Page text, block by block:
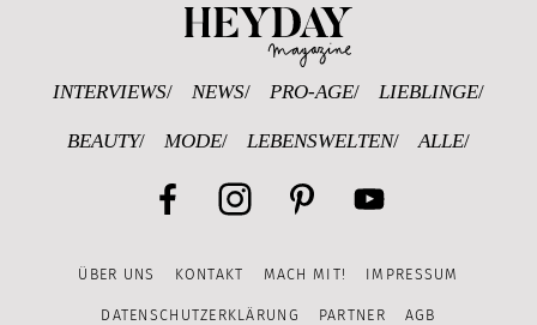
INTERVIEWS NEWS PRO-AGE LIEBLINGE
BEAUTY MODE LEBENSWELTEN ALLE
Channel
ÜBER UNS KONTAKT MACH MIT! IMPRESSUM
DATENSCHUTZERKLÄRUNG PARTNER AGB